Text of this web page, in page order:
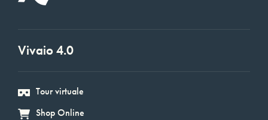
Vivaio 4.0
Tour virtuale
Shop Online